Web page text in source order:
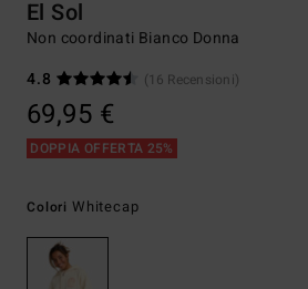
El Sol
Non coordinati Bianco Donna
4.8
(16 Recensioni)
69,95 €
DOPPIA OFFERTA 25%
Colori Whitecap